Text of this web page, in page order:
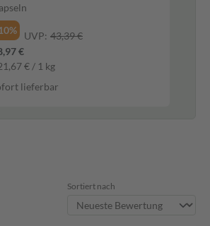
UVP: 43,39 €
€
€ / 1 kg
lieferbar
Sortiert nach